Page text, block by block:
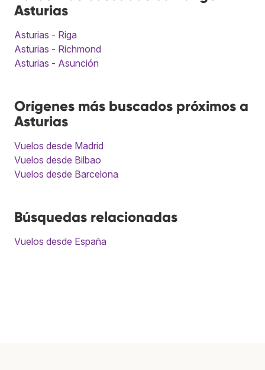
Asturias
Asturias - Riga
Asturias - Richmond
Asturias - Asunción
Orígenes más buscados próximos a
Asturias
Vuelos desde Madrid
Vuelos desde Bilbao
Vuelos desde Barcelona
Búsquedas relacionadas
Vuelos desde España